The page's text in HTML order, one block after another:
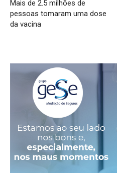
Mais de 2.5 milhões de
pessoas tomaram uma dose
da vacina